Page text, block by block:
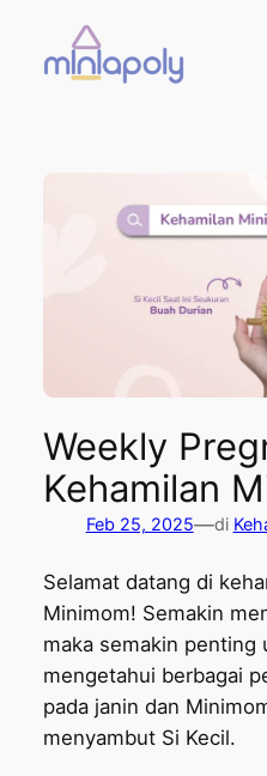
content
Weekly
Kehamilan
Feb 25, 2025—di
Selamat datang di
Minimom! Semakin
maka semakin penting
mengetahui berbagai
pada janin dan
menyambut Si Kecil.